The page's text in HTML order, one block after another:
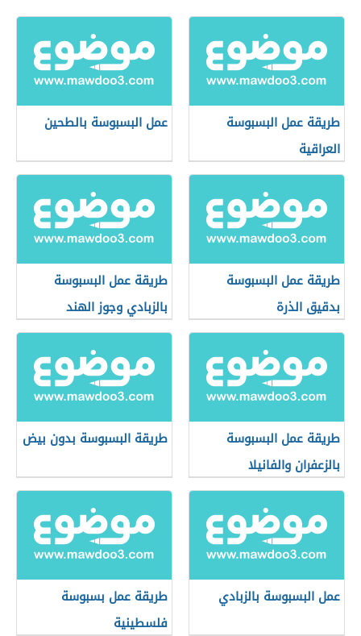
طريقة عمل البسبوسة
العراقية
عمل البسبوسة بالطحين
طريقة عمل البسبوسة
بدقيق الذرة
طريقة عمل البسبوسة
بالزبادي وجوز الهند
طريقة عمل البسبوسة
بالزعفران والفانيلا
طريقة البسبوسة بدون بيض
عمل البسبوسة بالزبادي
طريقة عمل بسبوسة
فلسطينية